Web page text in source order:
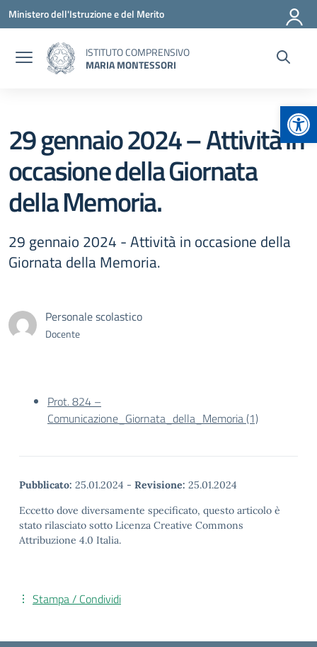
Vai ai contenuti
Vai al menu di navigazione
Vai al footer
Ministero dell'Istruzione e del Merito
ISTITUTO COMPRENSIVO
MARIA MONTESSORI
29 gennaio 2024 – Attività in
occasione della Giornata
della Memoria.
29 gennaio 2024 - Attività in occasione della
Giornata della Memoria.
Personale scolastico
Docente
Prot. 824 –
Comunicazione_Giornata_della_Memoria (1)
Pubblicato: 25.01.2024 - Revisione: 25.01.2024
Eccetto dove diversamente specificato, questo articolo è
stato rilasciato sotto Licenza Creative Commons
Attribuzione 4.0 Italia.
Stampa / Condividi